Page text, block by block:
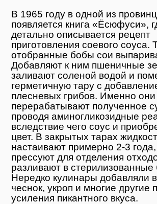
В 1965 году в одной из
появляется книга «Ёсюфуси»,
детально описывается рецепт
приготовления соевого соуса.
отобранные бобы сои
Добавляют к ним пшеничные
заливают соленой водой и
герметичную тару с
плесневых грибов. Именно они
перерабатывают полученное
проводя аминогликозидные
вследствие чего соус и
цвет. В закрытых тарах
настаивают примерно 2-3
прессуют для отделения
разливают в стерилизованные
Нередко кулинары добавляли
чеснок, укроп и многие другие
усиления пикантного вкуса.